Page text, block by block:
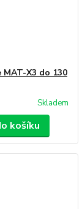
X3 do 130
Skladem
košíku